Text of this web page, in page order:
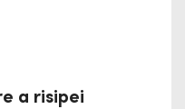
a risipei